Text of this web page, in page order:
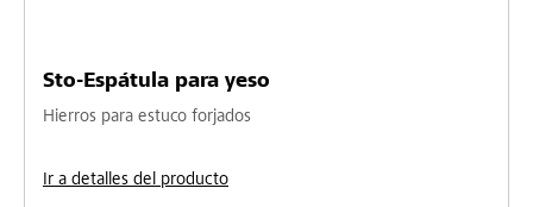
Sto-Espátula para yeso
Hierros para estuco forjados
Ir a detalles del producto